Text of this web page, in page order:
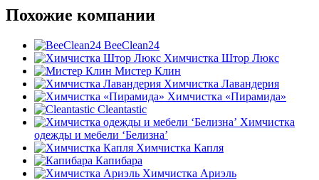
Похожие компании
BeeClean24
Химчистка Штор Люкс
Мистер Клин
Химчистка Лавандерия
Химчистка «Пирамида»
Cleantastic
Химчистка
одежды и мебели ‘Белизна’
Химчистка Капля
Капибара
Химчистка Ариэль